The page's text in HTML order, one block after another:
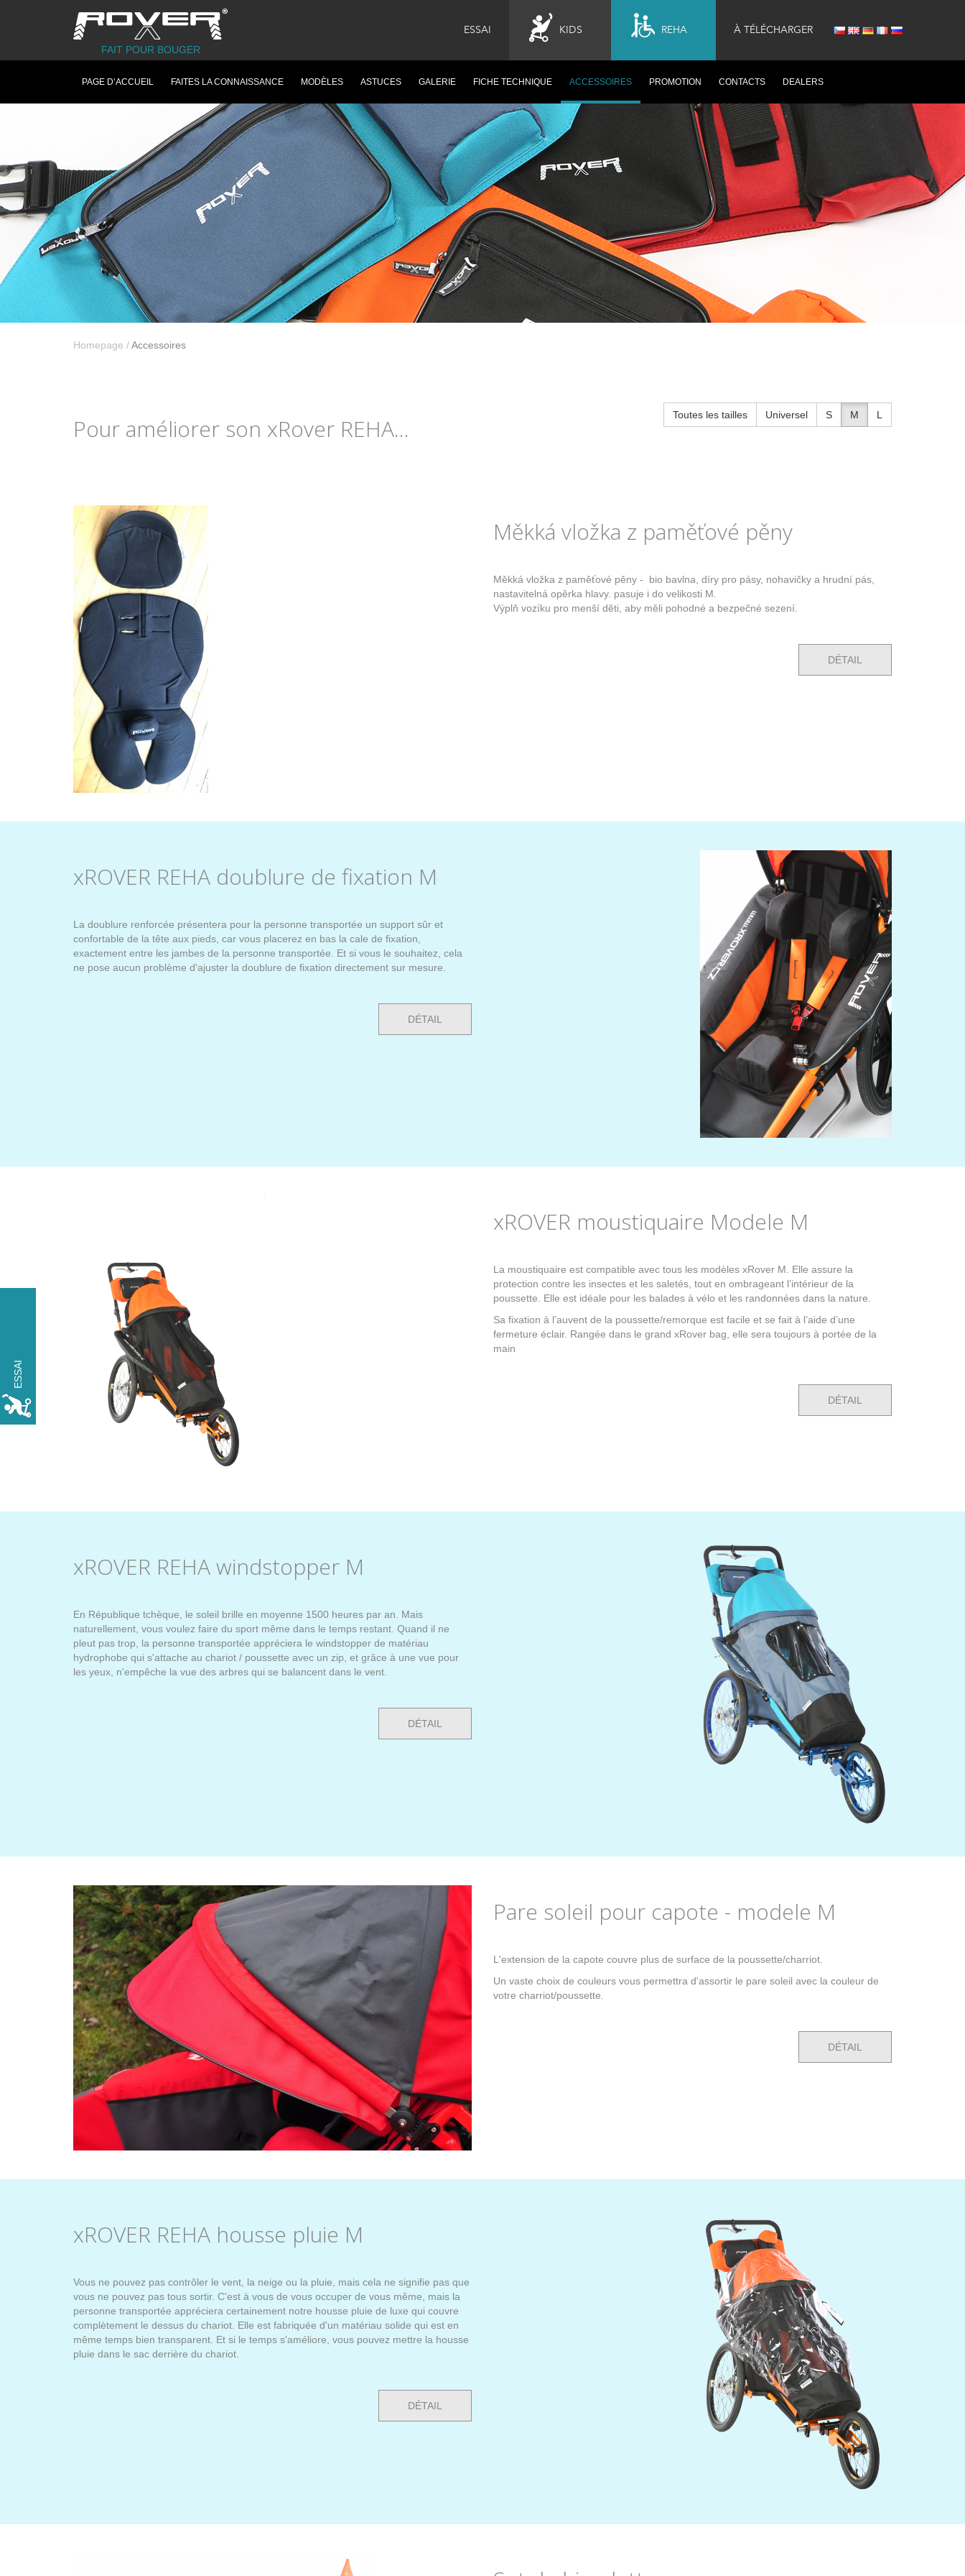
FAIT POUR BOUGER
ESSAI KIDS REHA À TÉLÉCHARGER
PAGE D’ACCUEIL FAITES LA CONNAISSANCE MODÈLES ASTUCES GALERIE FICHE TECHNIQUE ACCESSOIRES PROMOTION CONTACTS DEALERS
Homepage /Accessoires
Toutes les tailles Universel S M L
Pour améliorer son xRover REHA...
Měkká vložka z paměťové pěny
Měkká vložka z paměťové pěny - bio bavlna, díry pro pásy, nohavičky a hrudní pás,
nastavitelná opěrka hlavy. pasuje i do velikosti M.
Výplň vozíku pro menší děti, aby měli pohodné a bezpečné sezení.
DÉTAIL
xROVER REHA doublure de fixation M
La doublure renforcée présentera pour la personne transportée un support sûr et
confortable de la tête aux pieds, car vous placerez en bas la cale de fixation,
exactement entre les jambes de la personne transportée. Et si vous le souhaitez, cela
ne pose aucun problème d'ajuster la doublure de fixation directement sur mesure.
DÉTAIL
xROVER moustiquaire Modele M
La moustiquaire est compatible avec tous les modèles xRover M. Elle assure la
protection contre les insectes et les saletés, tout en ombrageant l’intérieur de la
poussette. Elle est idéale pour les balades à vélo et les randonnées dans la nature.
Sa fixation à l’auvent de la poussette/remorque est facile et se fait à l’aide d’une
fermeture éclair. Rangée dans le grand xRover bag, elle sera toujours à portée de la
main
DÉTAIL
xROVER REHA windstopper M
En République tchèque, le soleil brille en moyenne 1500 heures par an. Mais
naturellement, vous voulez faire du sport même dans le temps restant. Quand il ne
pleut pas trop, la personne transportée appréciera le windstopper de matériau
hydrophobe qui s'attache au chariot / poussette avec un zip, et grâce à une vue pour
les yeux, n'empêche la vue des arbres qui se balancent dans le vent.
DÉTAIL
Pare soleil pour capote - modele M
L'extension de la capote couvre plus de surface de la poussette/charriot.
Un vaste choix de couleurs vous permettra d'assortir le pare soleil avec la couleur de
votre charriot/poussette.
DÉTAIL
xROVER REHA housse pluie M
Vous ne pouvez pas contrôler le vent, la neige ou la pluie, mais cela ne signifie pas que
vous ne pouvez pas tous sortir. C'est à vous de vous occuper de vous même, mais la
personne transportée appréciera certainement notre housse pluie de luxe qui couvre
complètement le dessus du chariot. Elle est fabriquée d'un matériau solide qui est en
même temps bien transparent. Et si le temps s'améliore, vous pouvez mettre la housse
pluie dans le sac derrière du chariot.
DÉTAIL
ESSAI
ESSAYEZ LE xROVER
GRATUITEMENT
pendant une journée.
RÉSERVER